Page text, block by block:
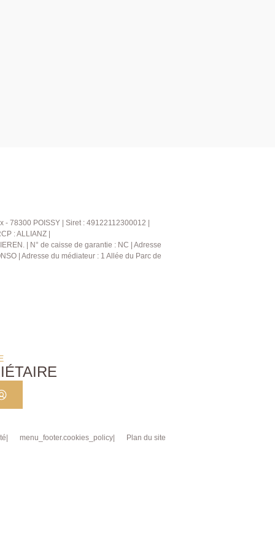
78300 POISSY | Siret : 49122112300012 |
: ALLIANZ |
| N° de caisse de garantie : NC | Adresse
| Adresse du médiateur : 1 Allée du Parc de
menu_footer.cookies_policy
Plan du site